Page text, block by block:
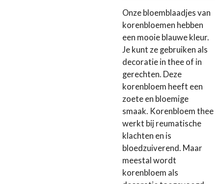
Onze bloemblaadjes van
korenbloemen hebben
een mooie blauwe kleur.
Je kunt ze gebruiken als
decoratie in thee of in
gerechten. Deze
korenbloem heeft een
zoete en bloemige
smaak. Korenbloem thee
werkt bij reumatische
klachten en is
bloedzuiverend. Maar
meestal wordt
korenbloem als